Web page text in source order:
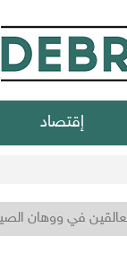
إقتصاد
في ووهان